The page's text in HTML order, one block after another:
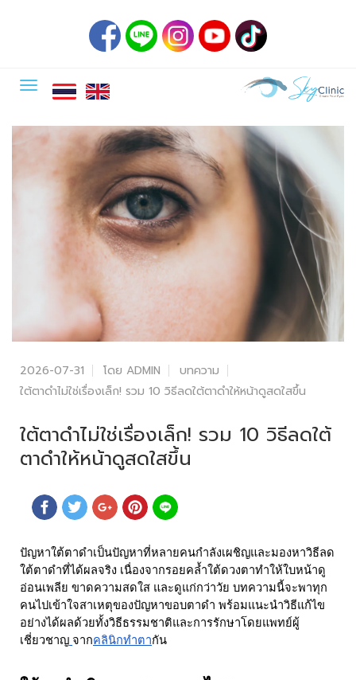
2026-07-31 โดย ADMIN
บทความ
ใต้ตาดำไม่ใช่เรื่องเล็ก! รวม 10 วิธีลดใต้ตาดำให้หน้าดูสดใสขึ้น
ใต้ตาดำไม่ใช่เรื่องเล็ก! รวม 10 วิธีลดใต้
ตาดำให้หน้าดูสดใสขึ้น
ปัญหาใต้ตาดำเป็นปัญหาที่หลายคนกำลังเผชิญและมองหาวิธีลด
ใต้ตาดำที่ได้ผลจริง เนื่องจากรอยคล้ำใต้ดวงตาทำให้ใบหน้าดู
อ่อนเพลีย ขาดความสดใส และดูแก่กว่าวัย บทความนี้จะพาทุก
คนไปเข้าใจสาเหตุของปัญหาขอบตาดำ พร้อมแนะนำวิธีแก้ไข
อย่างได้ผลด้วยทั้งวิธีธรรมชาติและการรักษาโดยแพทย์ผู้
เชี่ยวชาญ จากคลินิกทำตากัน